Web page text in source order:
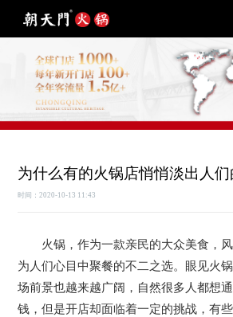
为什么有的火锅店悄悄淡出人们
时间：2020-10-13 11:43
火锅，作为一款亲民的大众美食，
为人们心目中聚餐的不二之选。眼见火
场前景也越来越广阔，自然很多人都想
钱，但是开店却面临着一定的挑战，有